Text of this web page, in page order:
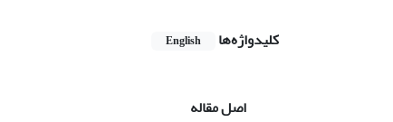
کلیدواژه‌ها
English
اصل مقاله